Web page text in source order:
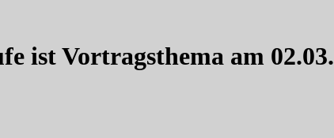
ist Vortragsthema am 02.03.